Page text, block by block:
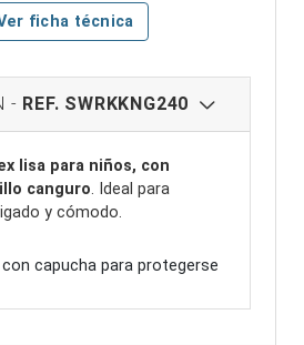
ficha técnica
- REF. SWRKKNG240
lisa para niños, con
canguro. Ideal para
y cómodo.
capucha para protegerse
la cabeza caliente.